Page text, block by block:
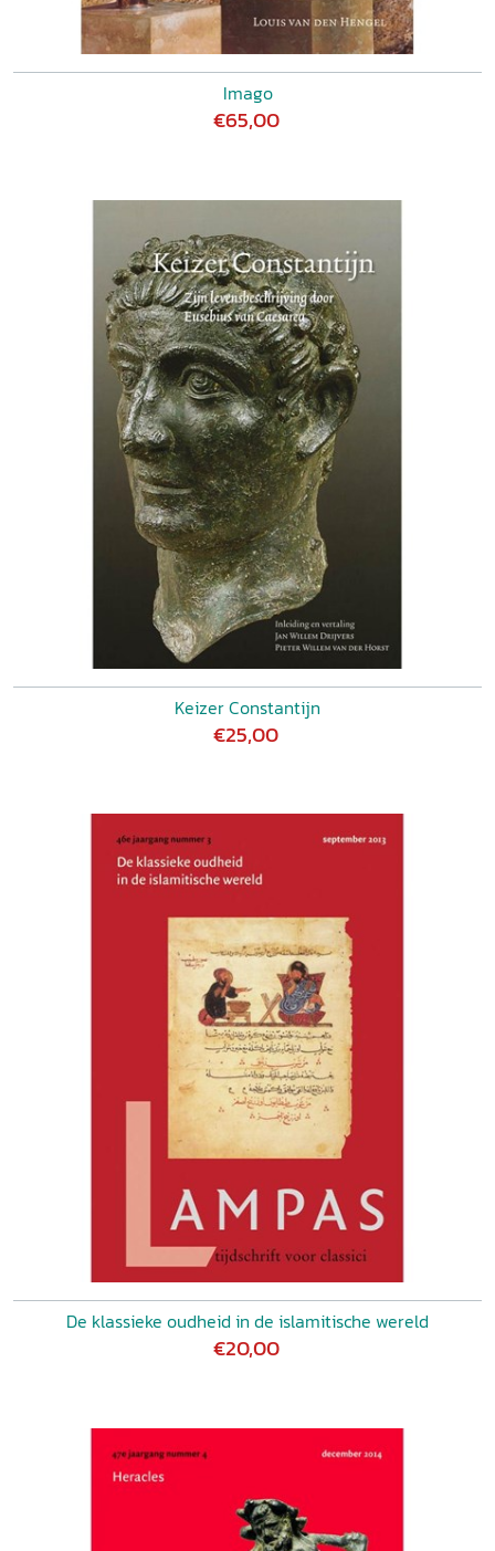
Imago
€65,00
Keizer Constantijn
€25,00
De klassieke oudheid in de islamitische wereld
€20,00